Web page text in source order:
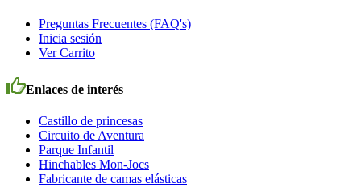
Preguntas Frecuentes (FAQ's)
Inicia sesión
Ver Carrito
Enlaces de interés
Castillo de princesas
Circuito de Aventura
Parque Infantil
Hinchables Mon-Jocs
Fabricante de camas elásticas